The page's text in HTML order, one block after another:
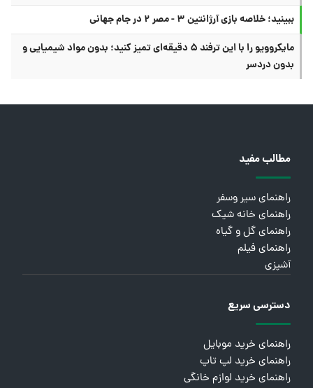
ببینید؛ خلاصه بازی آرژانتین ۳ - مصر ۲ در جام جهانی
مایکروویو را با این ترفند ۵ دقیقه‌ای تمیز کنید؛ بدون مواد شیمیایی و
بدون دردسر
مطالب مفید
راهنمای سیر وسفر
راهنمای خانه شیک
راهنمای گل و گیاه
راهنمای فیلم
آشپزی
دسترسی سریع
راهنمای خرید موبایل
راهنمای خرید لپ تاپ
راهنمای خرید لوازم خانگی